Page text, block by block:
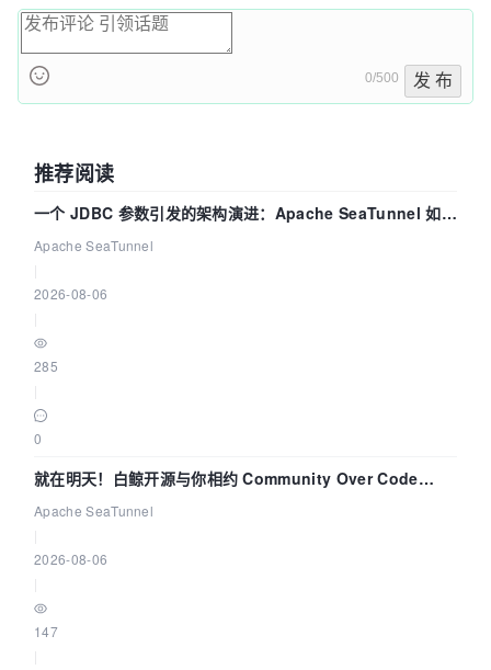
0/500 发 布
推荐阅读
一个 JDBC 参数引发的架构演进：Apache SeaTunnel 如何
解决数据同步中的“定时 Flush”难题
Apache SeaTunnel
2026-08-06
285
0
就在明天！白鲸开源与你相约 Community Over Code
Asia 2026 主题演讲！
Apache SeaTunnel
2026-08-06
147